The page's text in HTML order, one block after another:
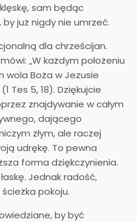
sam będąc
już nigdy nie umrzeć.
dla chrześcijan.
„W każdym położeniu
wola Boża w Jezusie
Tes 5, 18). Dziękujcie
znajdywanie w całym
dającego
złym, ale raczej
udrękę. To pewna
forma dziękczynienia.
Jednak radość,
pokoju.
by być